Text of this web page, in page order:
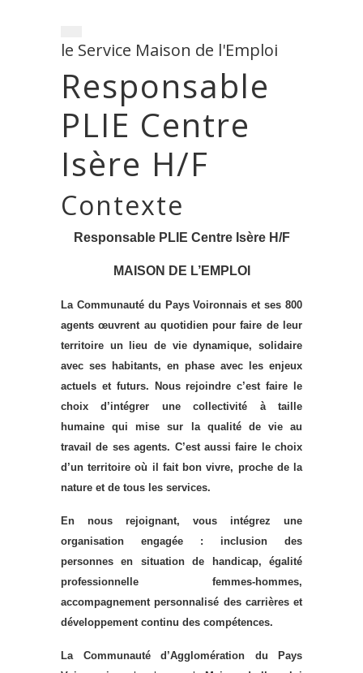
le Service Maison de l'Emploi
Responsable
PLIE Centre
Isère H/F
Contexte
Responsable PLIE Centre Isère H/F
MAISON DE L’EMPLOI
La Communauté du Pays Voironnais et ses 800
agents œuvrent au quotidien pour faire de leur
territoire un lieu de vie dynamique, solidaire
avec ses habitants, en phase avec les enjeux
actuels et futurs. Nous rejoindre c’est faire le
choix d’intégrer une collectivité à taille
humaine qui mise sur la qualité de vie au
travail de ses agents. C’est aussi faire le choix
d’un territoire où il faitbon vivre, proche de la
nature et de tous les services.
En nous rejoignant, vous intégrez une
organisation engagée : inclusion des
personnes en situation de handicap, égalité
professionnelle femmes-hommes,
accompagnement personnalisé des carrières et
développement continu des compétences.
La Communauté d’Agglomération du Pays